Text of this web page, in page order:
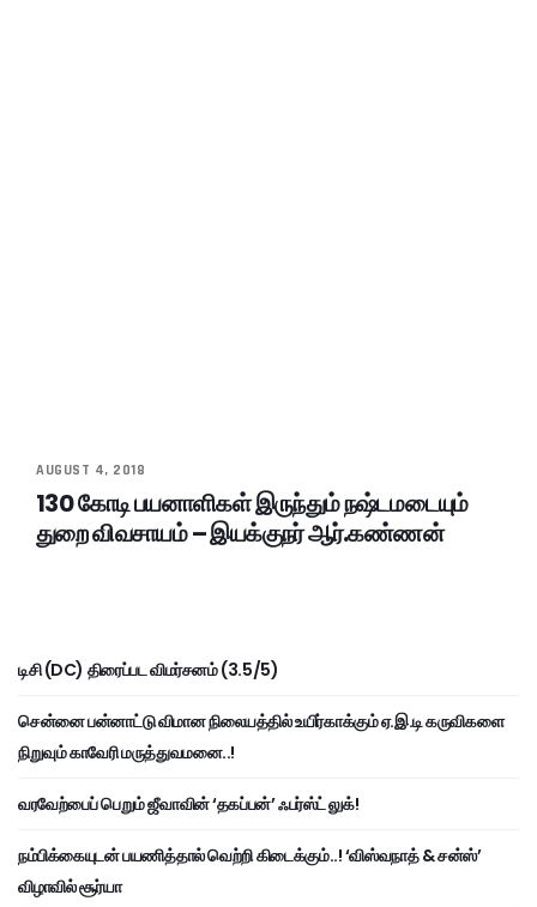
AUGUST 4, 2018
130 கோடி பயனாளிகள் இருந்தும் நஷ்டமடையும்
துறை விவசாயம் – இயக்குநர் ஆர்.கண்ணன்
டிசி (DC) திரைப்பட விமர்சனம் (3.5/5)
சென்னை பன்னாட்டு விமான நிலையத்தில் உயிர்காக்கும் ஏ.இ.டி கருவிகளை
நிறுவும் காவேரி மருத்துவமனை..!
வரவேற்பைப் பெறும் ஜீவாவின் ‘தகப்பன்’ ஃபர்ஸ்ட் லுக்!
நம்பிக்கையுடன் பயணித்தால் வெற்றி கிடைக்கும்..! ‘விஸ்வநாத் & சன்ஸ்’
விழாவில் சூர்யா